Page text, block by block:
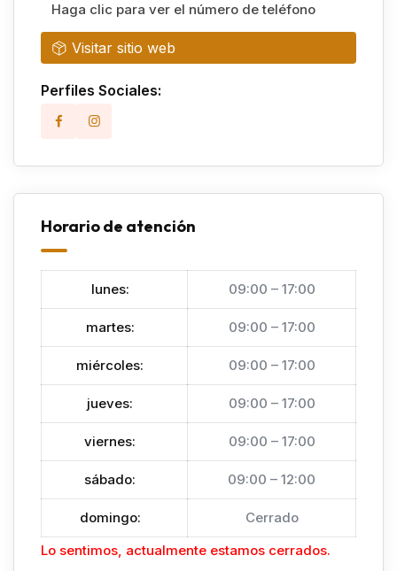
Haga clic para ver el número de teléfono
Visitar sitio web
Perfiles Sociales:
Horario de atención
lunes: 09:00 – 17:00
martes: 09:00 – 17:00
miércoles: 09:00 – 17:00
jueves: 09:00 – 17:00
viernes: 09:00 – 17:00
sábado: 09:00 – 12:00
domingo:
Cerrado
Lo sentimos, actualmente estamos cerrados.